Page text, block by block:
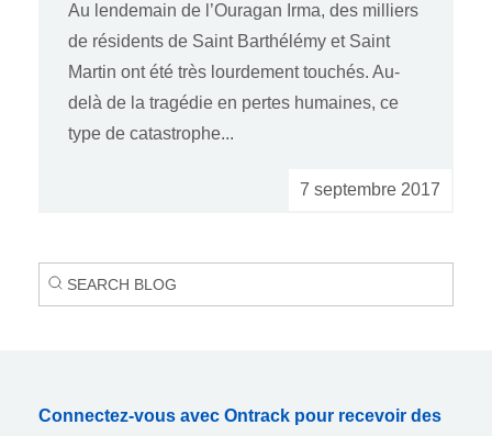
Au lendemain de l’Ouragan Irma, des milliers
de résidents de Saint Barthélémy et Saint
Martin ont été très lourdement touchés. Au-
delà de la tragédie en pertes humaines, ce
type de catastrophe...
7 septembre 2017
Connectez-vous avec Ontrack pour recevoir des